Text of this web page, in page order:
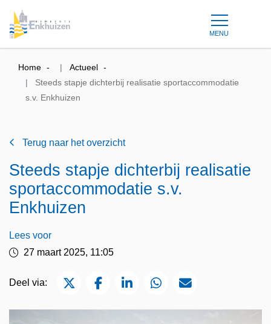
MENU
Home
Actueel
Steeds stapje dichterbij realisatie sportaccommodatie
s.v. Enkhuizen
Terug naar het overzicht
Steeds stapje dichterbij realisatie
sportaccommodatie s.v.
Enkhuizen
Lees voor
27 maart 2025, 11:05
Deel via: Deel via Twitter
Deel via Facebook
Deel via LinkedIn
Deel via WhatsApp